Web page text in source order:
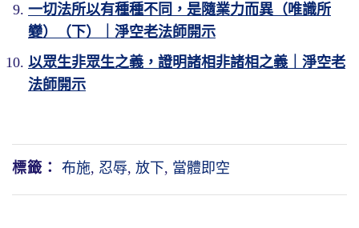
一切法所以有種種不同，是隨業力而異（唯識所
變）（下）｜淨空老法師開示
以眾生非眾生之義，證明諸相非諸相之義｜淨空老
法師開示
標籤： 布施, 忍辱, 放下, 當體即空